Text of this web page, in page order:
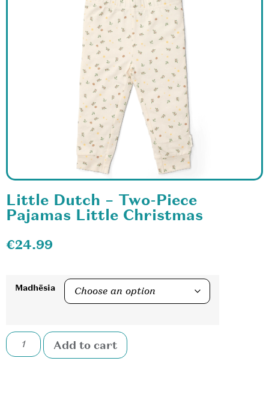
Little Dutch – Two-Piece
Pajamas Little Christmas
€24.99
Madhësia
Add to cart